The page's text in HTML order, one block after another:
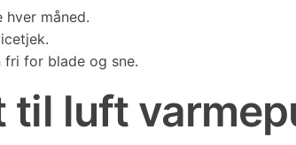
hver måned.
fri for blade og sne.
til luft